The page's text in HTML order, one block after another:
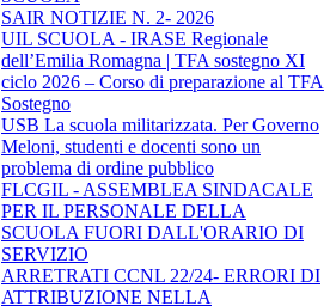
SAIR NOTIZIE N. 2- 2026
UIL SCUOLA - IRASE Regionale
dell’Emilia Romagna | TFA sostegno XI
ciclo 2026 – Corso di preparazione al TFA
Sostegno
USB La scuola militarizzata. Per Governo
Meloni, studenti e docenti sono un
problema di ordine pubblico
FLCGIL - ASSEMBLEA SINDACALE
PER IL PERSONALE DELLA
SCUOLA FUORI DALL'ORARIO DI
SERVIZIO
ARRETRATI CCNL 22/24- ERRORI DI
ATTRIBUZIONE NELLA